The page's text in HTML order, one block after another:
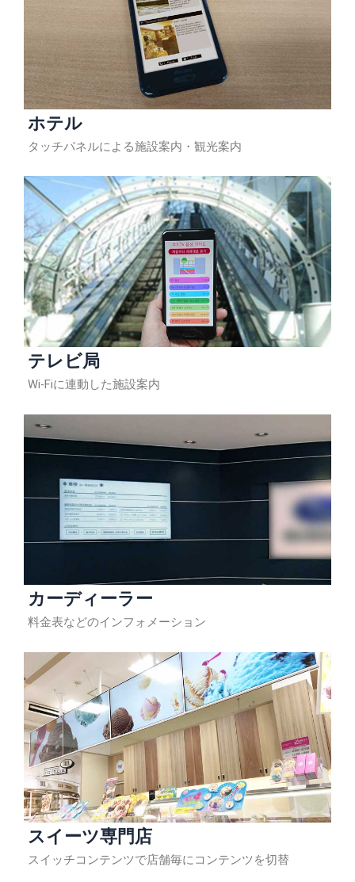
ホテル
タッチパネルによる施設案内・観光案内
テレビ局
Wi-Fiに連動した施設案内
カーディーラー
料金表などのインフォメーション
スイーツ専門店
スイッチコンテンツで店舗毎にコンテンツを切替